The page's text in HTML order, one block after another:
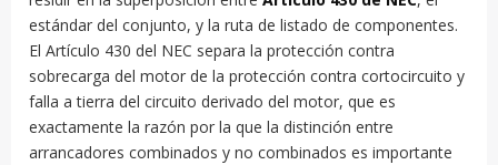
estándar del conjunto, y la ruta de listado de componentes.
El Artículo 430 del NEC separa la protección contra
sobrecarga del motor de la protección contra cortocircuito y
falla a tierra del circuito derivado del motor, que es
exactamente la razón por la que la distinción entre
arrancadores combinados y no combinados es importante